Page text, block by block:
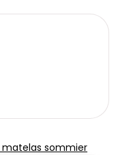
matelas sommier